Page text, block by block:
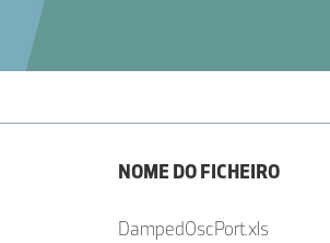
NOME DO FICHEIRO
DampedOscPort.xls